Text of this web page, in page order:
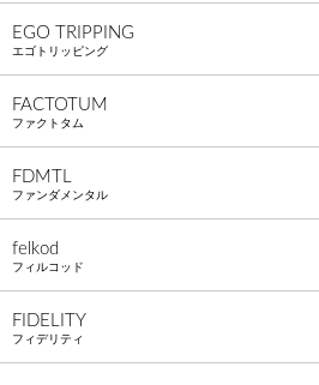
EGO TRIPPING
エゴトリッピング
FACTOTUM
ファクトタム
FDMTL
ファンダメンタル
felkod
フィルコッド
FIDELITY
フィデリティ